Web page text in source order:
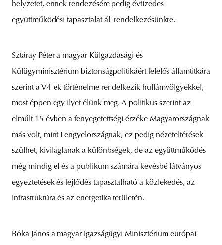
helyzetet, ennek rendezésére pedig évtizedes
együttműködési tapasztalat áll rendelkezésünkre.
Sztáray Péter a magyar Külgazdasági és
Külügyminisztérium biztonságpolitikáért felelős államtitkára
szerint a V4-ek történelme rendelkezik hullámvölgyekkel,
most éppen egy ilyet élünk meg. A politikus szerint az
elmúlt 15 évben a fenyegetettségi érzéke Magyarországnak
más volt, mint Lengyelországnak, ez pedig nézeteltérések
szülhet, kiviláglanak a különbségek, de az együttműködés
még mindig él és a publikum számára kevésbé látványos
egyeztetések és fejlődés tapasztalható a közlekedés, az
infrastruktúra és az energetika területén.
Bóka János a magyar Igazságügyi Minisztérium európai